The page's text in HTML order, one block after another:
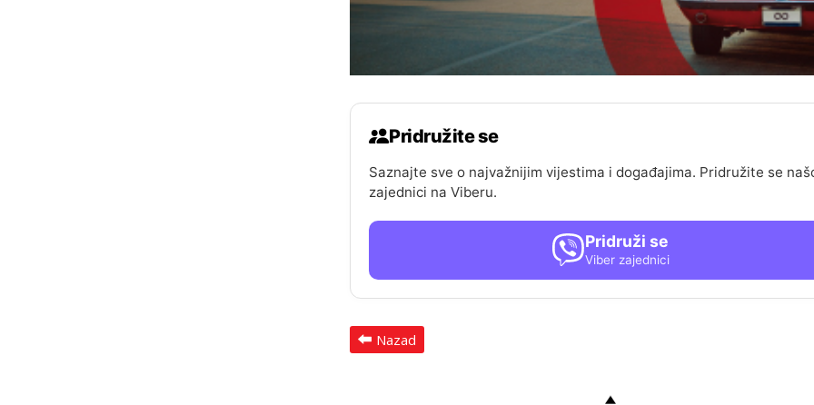
Pridružite se
Saznajte sve o najvažnijim vijestima i događajima. Pridružite se
zajednici na Viberu.
Pridruži se
Viber zajednici
Nazad